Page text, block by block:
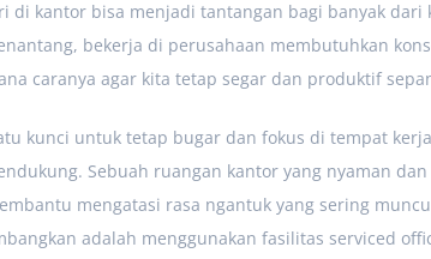
di kantor bisa menjadi tantangan bagi banyak
bekerja di perusahaan membutuhkan
caranya agar kita tetap segar dan produktif
kunci untuk tetap bugar dan fokus di tempat
Sebuah ruangan kantor yang nyaman
mengatasi rasa ngantuk yang sering
adalah menggunakan fasilitas serviced